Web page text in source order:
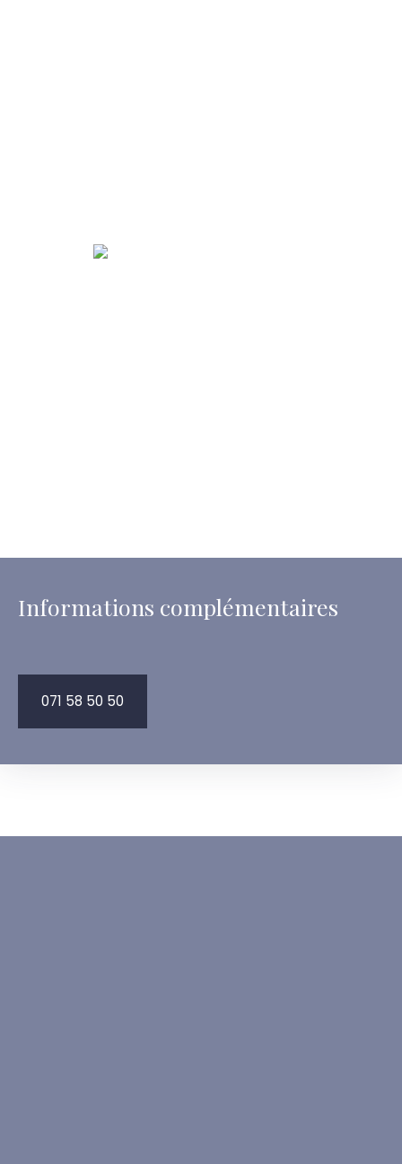
Informations complémentaires
071 58 50 50